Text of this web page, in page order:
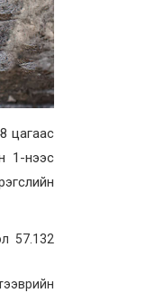
цагаас
1-нээс
57.132